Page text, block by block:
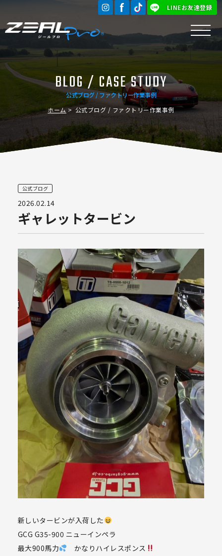
LINEお友達登録
公式ブログ / ファクトリー作業事例
BLOG / CASE STUDY
ホーム 公式ブログ / ファクトリー作業事例
公式ブログ
2026.02.14
ギャレットタービン
新しいタービンが入荷した
GCG G35-900 ニューインペラ
最大900馬力
かなりハイレスポンス